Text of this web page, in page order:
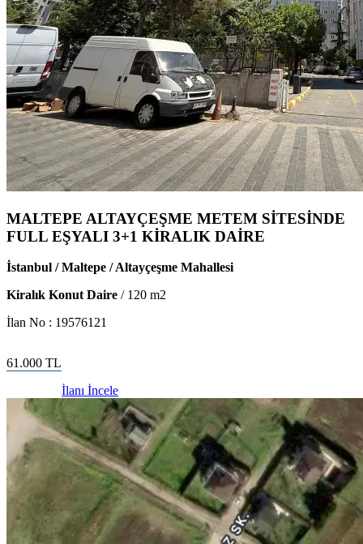
MALTEPE ALTAYÇEŞME METEM SİTESİNDE
FULL EŞYALI 3+1 KİRALIK DAİRE
İstanbul / Maltepe / Altayçeşme Mahallesi
Kiralık Konut Daire / 120 m2
İlan No : 19576121
61.000 TL
İlanı İncele